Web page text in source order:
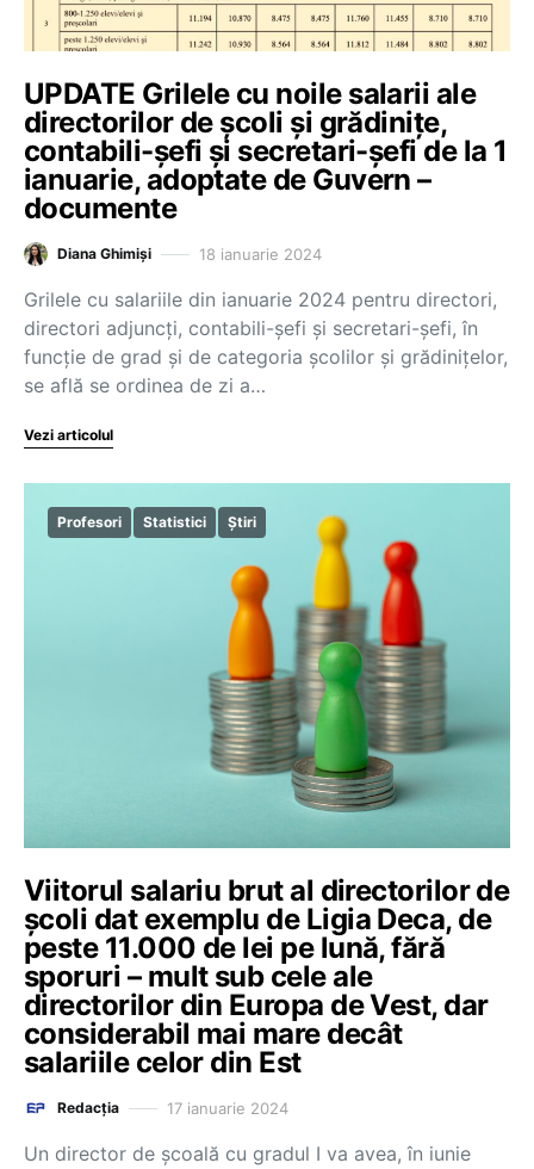
UPDATE Grilele cu noile salarii ale
directorilor de școli și grădinițe,
contabili-șefi și secretari-șefi de la 1
ianuarie, adoptate de Guvern –
documente
Diana Ghimiși 18 ianuarie 2024
Grilele cu salariile din ianuarie 2024 pentru directori,
directori adjuncți, contabili-șefi și secretari-șefi, în
funcție de grad și de categoria școlilor și grădinițelor,
se află se ordinea de zi a…
Vezi articolul
Profesori Statistici Știri
Viitorul salariu brut al directorilor de
școli dat exemplu de Ligia Deca, de
peste 11.000 de lei pe lună, fără
sporuri – mult sub cele ale
directorilor din Europa de Vest, dar
considerabil mai mare decât
salariile celor din Est
Redacția 17 ianuarie 2024
Un director de școală cu gradul I va avea, în iunie